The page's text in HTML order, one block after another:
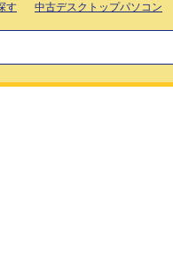
す 中古デスクトップパソコン